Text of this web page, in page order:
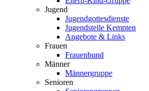
Jugend
Jugendgottesdienste
Jugendstelle Kempten
Angebote & Links
Frauen
Frauenbund
Männer
Männergruppe
Senioren